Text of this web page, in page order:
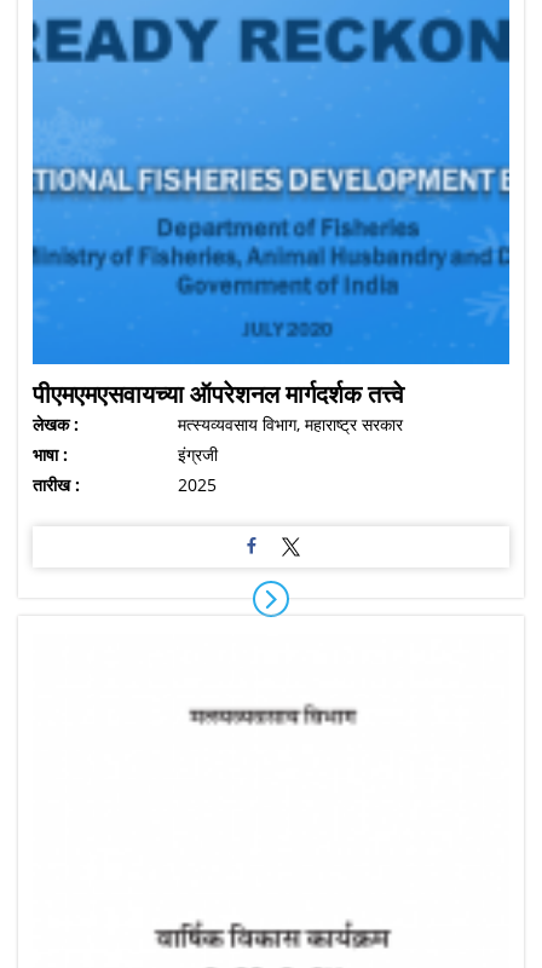
पीएमएमएसवायच्या ऑपरेशनल मार्गदर्शक तत्त्वे
लेखक :
मत्स्यव्यवसाय विभाग, महाराष्ट्र सरकार
भाषा :
इंग्रजी
तारीख :
2025